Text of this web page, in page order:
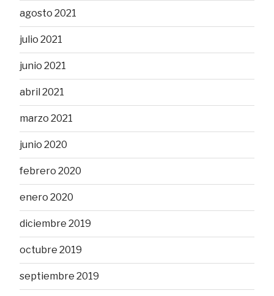
agosto 2021
julio 2021
junio 2021
abril 2021
marzo 2021
junio 2020
febrero 2020
enero 2020
diciembre 2019
octubre 2019
septiembre 2019